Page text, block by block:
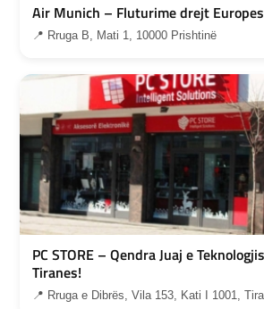
Air Munich – Fluturime drejt
📍 Rruga B, Mati 1, 10000 Prishtinë
PC STORE – Qendra Juaj e
Tiranes!
📍 Rruga e Dibrës, Vila 153, Kati I 1001,